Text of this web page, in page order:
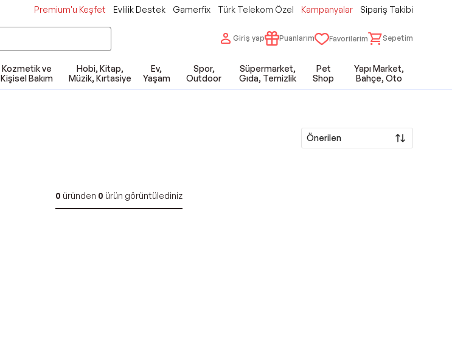
Premium'u Keşfet Evlilik Destek Gamerfix Türk Telekom Özel Kampanyalar Sipariş Takibi
Giriş yap Puanlarım Favorilerim Sepetim
Kozmetik ve
Kişisel Bakım
Hobi, Kitap,
Müzik, Kırtasiye
Ev,
Yaşam
Spor,
Outdoor
Süpermarket,
Gıda, Temizlik
Pet
Shop
Yapı Market,
Bahçe, Oto
Önerilen
0 üründen 0 ürün görüntülediniz